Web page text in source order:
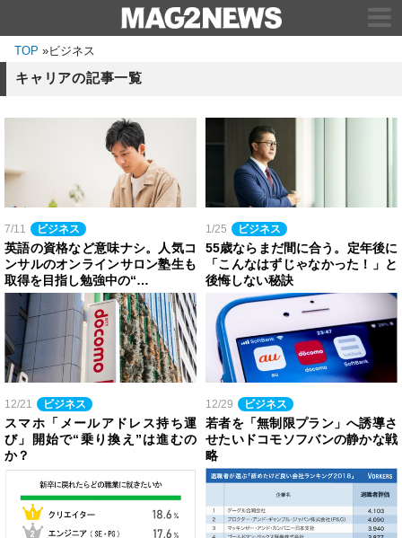
TOP »ビジネス
キャリアの記事一覧
7/11 ビジネス
英語の資格など意味ナシ。人気コ
ンサルのオンラインサロン塾生も
取得を目指し勉強中の“…
1/25 ビジネス
55歳ならまだ間に合う。定年後に
「こんなはずじゃなかった！」と
後悔しない秘訣
12/21 ビジネス
スマホ「メールアドレス持ち運
び」開始で“乗り換え”は進むの
か？
12/29 ビジネス
若者を「無制限プラン」へ誘導さ
せたいドコモソフバンの静かな戦
略